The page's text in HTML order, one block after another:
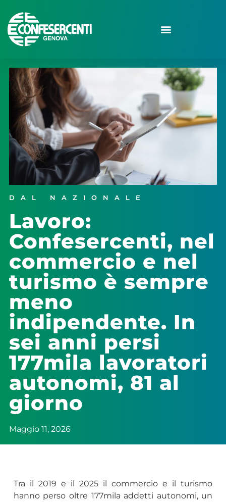
DAL NAZIONALE
Lavoro:
Confesercenti, nel
commercio e nel
turismo è sempre
meno
indipendente. In
sei anni persi
177mila lavoratori
autonomi, 81 al
giorno
Maggio 11, 2026
Tra il 2019 e il 2025 il commercio e il turismo
hanno perso oltre 177mila addetti autonomi, un